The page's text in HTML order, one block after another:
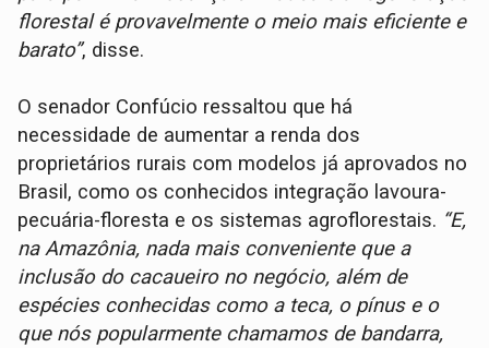
florestal é provavelmente o meio mais eficiente e
barato”, disse.
O senador Confúcio ressaltou que há
necessidade de aumentar a renda dos
proprietários rurais com modelos já aprovados no
Brasil, como os conhecidos integração lavoura-
pecuária-floresta e os sistemas agroflorestais. “E,
na Amazônia, nada mais conveniente que a
inclusão do cacaueiro no negócio, além de
espécies conhecidas como a teca, o pínus e o
que nós popularmente chamamos de bandarra,